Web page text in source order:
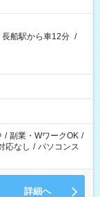
長船駅から車12分 /
/ 副業・WワークOK /
応なし / パソコンス
詳細へ